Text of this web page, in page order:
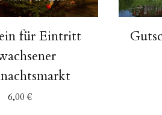
für Eintritt
6,00€